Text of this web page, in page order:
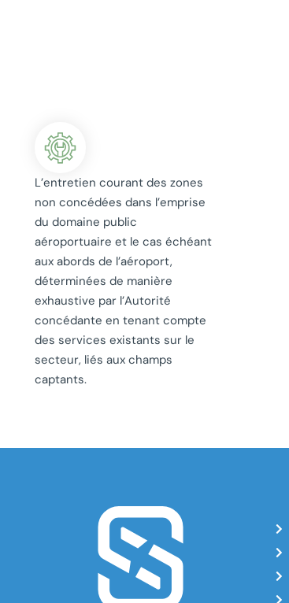
L’entretien courant des zones
non concédées dans l’emprise
du domaine public
aéroportuaire et le cas échéant
aux abords de l’aéroport,
déterminées de manière
exhaustive par l’Autorité
concédante en tenant compte
des services existants sur le
secteur, liés aux champs
captants.